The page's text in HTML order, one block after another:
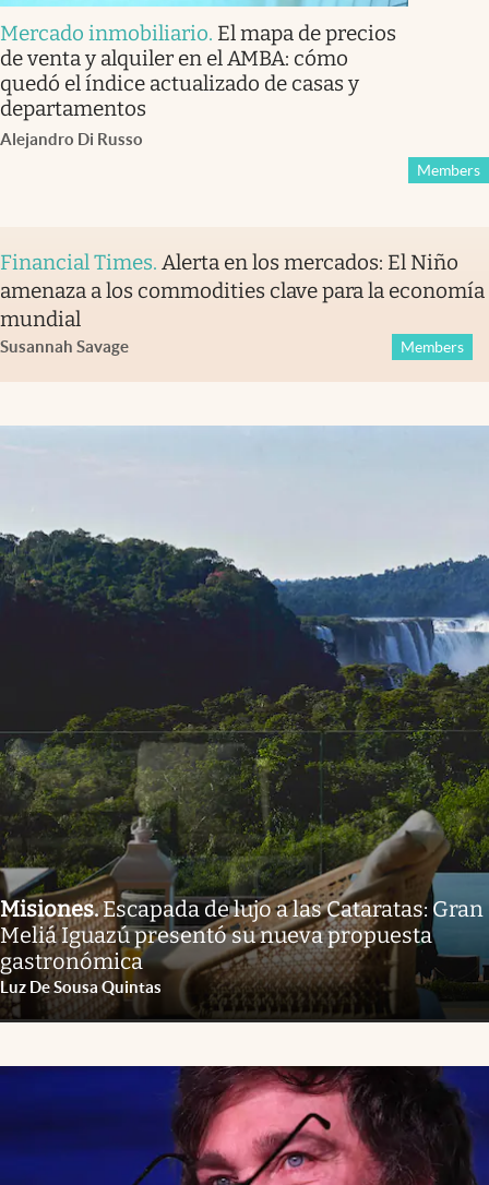
Mercado inmobiliario. El mapa de precios
de venta y alquiler en el AMBA: cómo
quedó el índice actualizado de casas y
departamentos
Alejandro Di Russo
Members
Financial Times. Alerta en los mercados: El Niño
amenaza a los commodities clave para la economía
mundial
Susannah Savage Members
Misiones.Escapada de lujo a las Cataratas: Gran
Meliá Iguazú presentó su nueva propuesta
gastronómica
Luz De Sousa Quintas